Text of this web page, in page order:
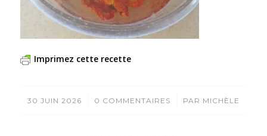
Imprimez cette recette
30 JUIN 2026
/ 0 COMMENTAIRES
/ PAR MICHÈLE